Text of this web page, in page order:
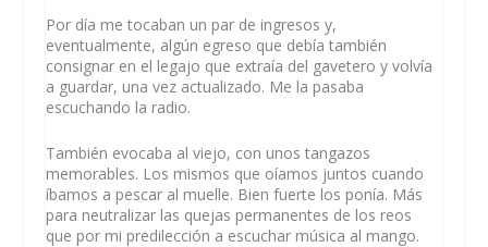
Por día me tocaban un par de ingresos y,
eventualmente, algún egreso que debía también
consignar en el legajo que extraía del gavetero y volvía
a guardar, una vez actualizado. Me la pasaba
escuchando la radio.
También evocaba al viejo, con unos tangazos
memorables. Los mismos que oíamos juntos cuando
íbamos a pescar al muelle. Bien fuerte los ponía. Más
para neutralizar las quejas permanentes de los reos
que por mi predilección a escuchar música al mango.